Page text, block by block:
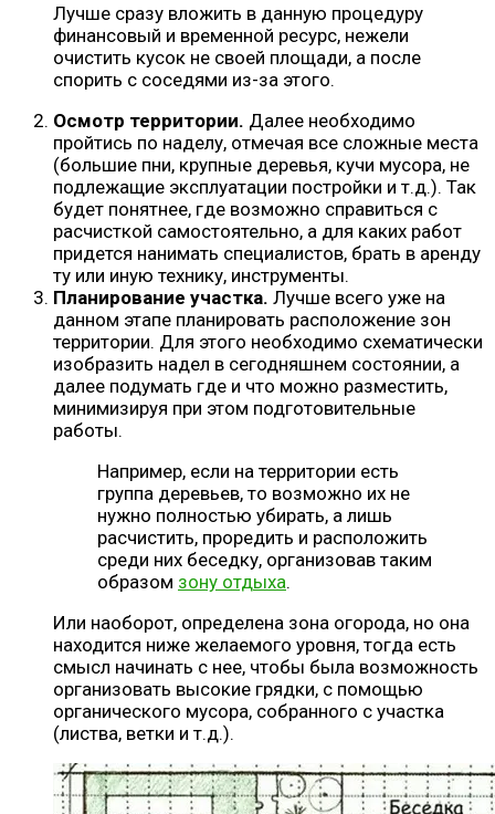
Лучше сразу вложить в данную процедуру
финансовый и временной ресурс, нежели
очистить кусок не своей площади, а после
спорить с соседями из-за этого.
Осмотр территории. Далее необходимо
пройтись по наделу, отмечая все сложные места
(большие пни, крупные деревья, кучи мусора, не
подлежащие эксплуатации постройки и т.д.). Так
будет понятнее, где возможно справиться с
расчисткой самостоятельно, а для каких работ
придется нанимать специалистов, брать в аренду
ту или иную технику, инструменты.
Планирование участка. Лучше всего уже на
данном этапе планировать расположение зон
территории. Для этого необходимо схематически
изобразить надел в сегодняшнем состоянии, а
далее подумать где и что можно разместить,
минимизируя при этом подготовительные
работы.
Например, если на территории есть
группа деревьев, то возможно их не
нужно полностью убирать, а лишь
расчистить, проредить и расположить
среди них беседку, организовав таким
образом зону отдыха.
Или наоборот, определена зона огорода, но она
находится ниже желаемого уровня, тогда есть
смысл начинать с нее, чтобы была возможность
организовать высокие грядки, с помощью
органического мусора, собранного с участка
(листва, ветки и т.д.).